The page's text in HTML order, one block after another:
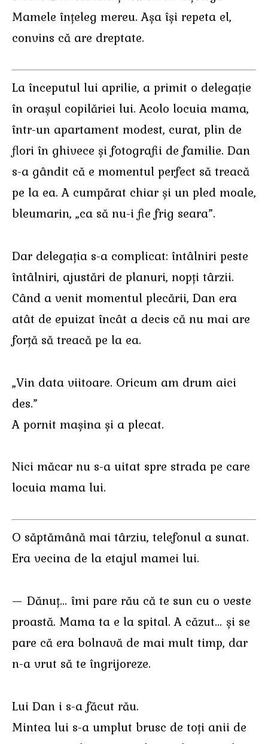
Mamele înțeleg mereu. Așa își repeta el,
convins că are dreptate.
La începutul lui aprilie, a primit o delegație
în orașul copilăriei lui. Acolo locuia mama,
într-un apartament modest, curat, plin de
flori în ghivece și fotografii de familie. Dan
s-a gândit că e momentul perfect să treacă
pe la ea. A cumpărat chiar și un pled moale,
bleumarin, „ca să nu-i fie frig seara”.
Dar delegația s-a complicat: întâlniri peste
întâlniri, ajustări de planuri, nopți târzii.
Când a venit momentul plecării, Dan era
atât de epuizat încât a decis că nu mai are
forță să treacă pe la ea.
„Vin data viitoare. Oricum am drum aici
des.”
A pornit mașina și a plecat.
Nici măcar nu s-a uitat spre strada pe care
locuia mama lui.
O săptămână mai târziu, telefonul a sunat.
Era vecina de la etajul mamei lui.
— Dănuț… îmi pare rău că te sun cu o veste
proastă. Mama ta e la spital. A căzut… și se
pare că era bolnavă de mai mult timp, dar
n-a vrut să te îngrijoreze.
Lui Dan i s-a făcut rău.
Mintea lui s-a umplut brusc de toți anii de